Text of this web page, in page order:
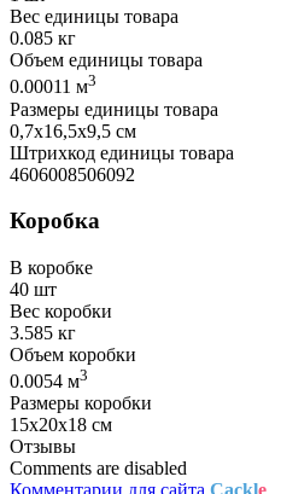
Вес единицы товара
0.085 кг
Объем единицы товара
0.00011 м3
Размеры единицы товара
0,7х16,5х9,5 см
Штрихкод единицы товара
4606008506092
Коробка
В коробке
40 шт
Вес коробки
3.585 кг
Объем коробки
0.0054 м3
Размеры коробки
15х20х18 см
Отзывы
Comments are disabled